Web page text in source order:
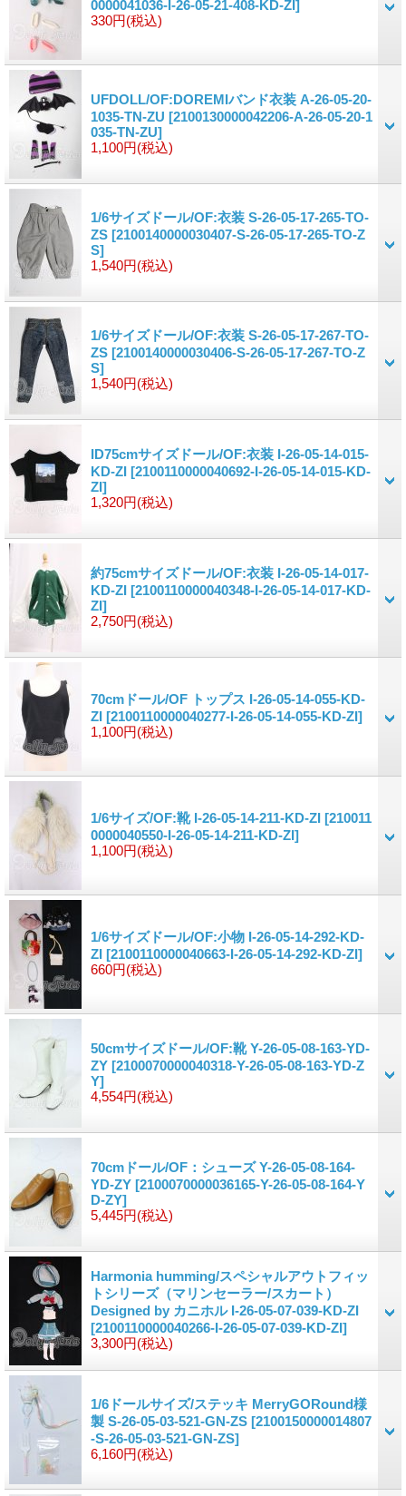
0000041036-I-26-05-21-408-KD-ZI]
330円(税込)
UFDOLL/OF:DOREMIバンド衣装 A-26-05-20-
1035-TN-ZU [2100130000042206-A-26-05-20-1
035-TN-ZU]
1,100円(税込)
1/6サイズドール/OF:衣装 S-26-05-17-265-TO-
ZS [2100140000030407-S-26-05-17-265-TO-Z
S]
1,540円(税込)
1/6サイズドール/OF:衣装 S-26-05-17-267-TO-
ZS [2100140000030406-S-26-05-17-267-TO-Z
S]
1,540円(税込)
ID75cmサイズドール/OF:衣装 I-26-05-14-015-
KD-ZI [2100110000040692-I-26-05-14-015-KD-
ZI]
1,320円(税込)
約75cmサイズドール/OF:衣装 I-26-05-14-017-
KD-ZI [2100110000040348-I-26-05-14-017-KD-
ZI]
2,750円(税込)
70cmドール/OF トップス I-26-05-14-055-KD-
ZI [2100110000040277-I-26-05-14-055-KD-ZI]
1,100円(税込)
1/6サイズ/OF:靴 I-26-05-14-211-KD-ZI [210011
0000040550-I-26-05-14-211-KD-ZI]
1,100円(税込)
1/6サイズドール/OF:小物 I-26-05-14-292-KD-
ZI [2100110000040663-I-26-05-14-292-KD-ZI]
660円(税込)
50cmサイズドール/OF:靴 Y-26-05-08-163-YD-
ZY [2100070000040318-Y-26-05-08-163-YD-Z
Y]
4,554円(税込)
70cmドール/OF：シューズ Y-26-05-08-164-
YD-ZY [2100070000036165-Y-26-05-08-164-Y
D-ZY]
5,445円(税込)
Harmonia humming/スペシャルアウトフィッ
トシリーズ（マリンセーラー/スカート）
Designed by カニホル I-26-05-07-039-KD-ZI
[2100110000040266-I-26-05-07-039-KD-ZI]
3,300円(税込)
1/6ドールサイズ/ステッキ MerryGORound様
製 S-26-05-03-521-GN-ZS [2100150000014807
-S-26-05-03-521-GN-ZS]
6,160円(税込)